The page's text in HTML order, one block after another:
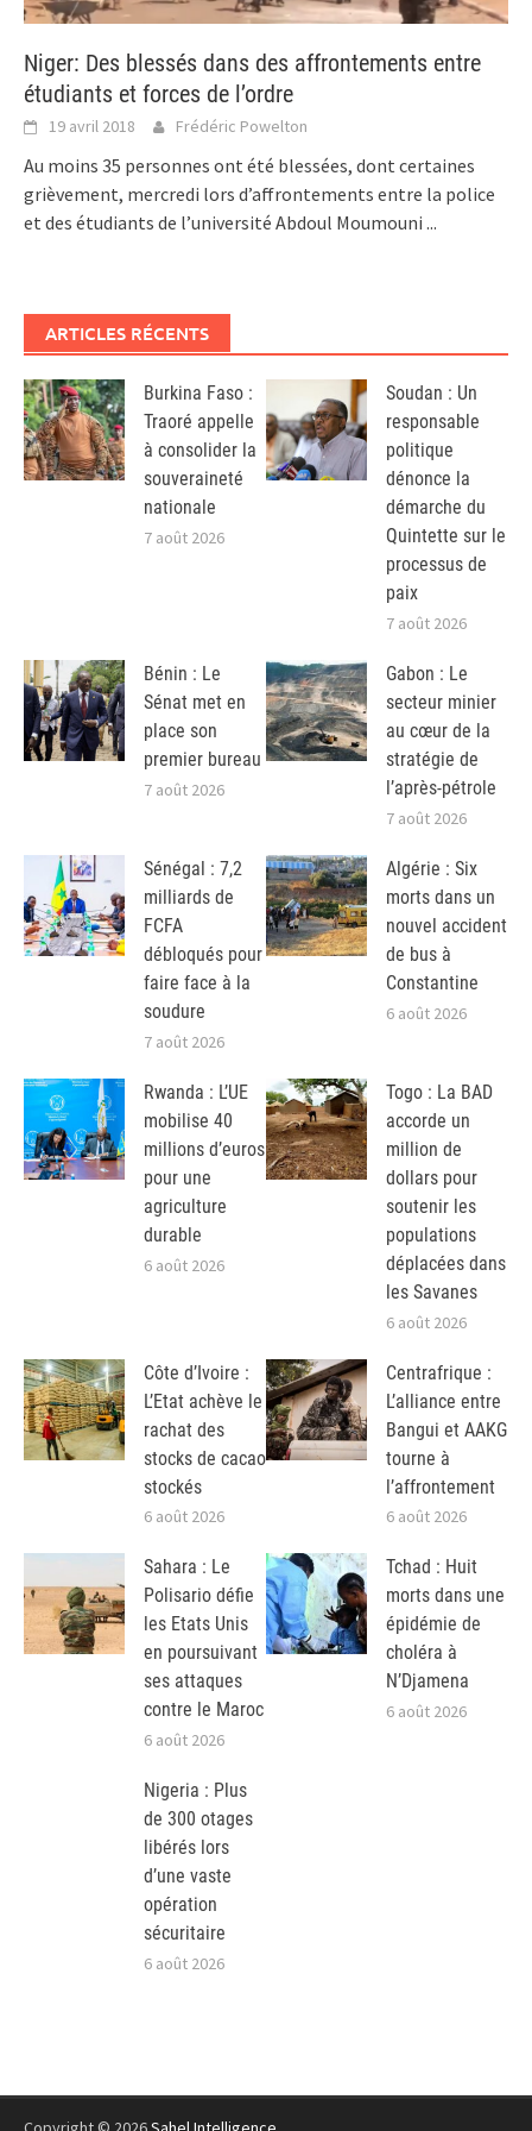
Niger: Des blessés dans des affrontements entre
étudiants et forces de l’ordre
19 avril 2018 Frédéric Powelton
Au moins 35 personnes ont été blessées, dont certaines
grièvement, mercredi lors d’affrontements entre la police
et des étudiants de l’université Abdoul Moumouni ...
ARTICLES RÉCENTS
Burkina Faso :
Traoré appelle
à consolider la
souveraineté
nationale
7 août 2026
Soudan : Un
responsable
politique
dénonce la
démarche du
Quintette sur le
processus de
paix
7 août 2026
Bénin : Le
Sénat met en
place son
premier bureau
7 août 2026
Gabon : Le
secteur minier
au cœur de la
stratégie de
l’après-pétrole
7 août 2026
Sénégal : 7,2
milliards de
FCFA
débloqués pour
faire face à la
soudure
7 août 2026
Algérie : Six
morts dans un
nouvel accident
de bus à
Constantine
6 août 2026
Rwanda : L’UE
mobilise 40
millions d’euros
pour une
agriculture
durable
6 août 2026
Togo : La BAD
accorde un
million de
dollars pour
soutenir les
populations
déplacées dans
les Savanes
6 août 2026
Côte d’Ivoire :
L’Etat achève le
rachat des
stocks de cacao
stockés
6 août 2026
Centrafrique :
L’alliance entre
Bangui et AAKG
tourne à
l’affrontement
6 août 2026
Sahara : Le
Polisario défie
les Etats Unis
en poursuivant
ses attaques
contre le Maroc
6 août 2026
Tchad : Huit
morts dans une
épidémie de
choléra à
N’Djamena
6 août 2026
Nigeria : Plus
de 300 otages
libérés lors
d’une vaste
opération
sécuritaire
6 août 2026